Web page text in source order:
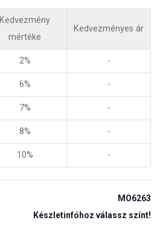
Kedvezmény
mértéke
Kedvezményes ár
2% -
6% -
7% -
8% -
10% -
MO6263
Készletinfóhoz válassz színt!